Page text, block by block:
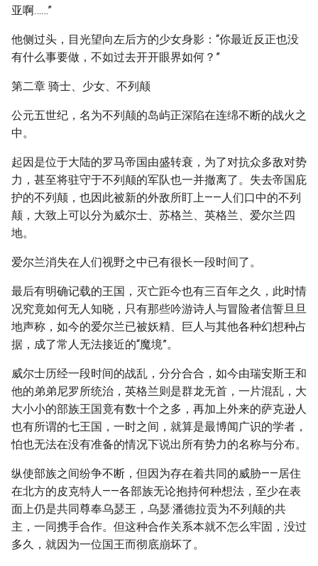
亚啊……”
他侧过头，目光望向左后方的少女身影：“你最近反正也没
有什么事要做，不如过去开开眼界如何？”
第二章 骑士、少女、不列颠
公元五世纪，名为不列颠的岛屿正深陷在连绵不断的战火之
中。
起因是位于大陆的罗马帝国由盛转衰，为了对抗众多敌对势
力，甚至将驻守于不列颠的军队也一并撤离了。失去帝国庇
护的不列颠，也因此被新的外敌所盯上——人们口中的不列
颠，大致上可以分为威尔士、苏格兰、英格兰、爱尔兰四
地。
爱尔兰消失在人们视野之中已有很长一段时间了。
最后有明确记载的王国，灭亡距今也有三百年之久，此时情
况究竟如何无人知晓，只有那些吟游诗人与冒险者信誓旦旦
地声称，如今的爱尔兰已被妖精、巨人与其他各种幻想种占
据，成了常人无法接近的“魔境”。
威尔士历经一段时间的战乱，分分合合，如今由瑞安斯王和
他的弟弟尼罗所统治，英格兰则是群龙无首，一片混乱，大
大小小的部族王国竟有数十个之多，再加上外来的萨克逊人
也有所谓的七王国，一时之间，就算是最博闻广识的学者，
怕也无法在没有准备的情况下说出所有势力的名称与分布。
纵使部族之间纷争不断，但因为存在着共同的威胁——居住
在北方的皮克特人——各部族无论抱持何种想法，至少在表
面上仍是共同尊奉乌瑟王，乌瑟·潘德拉贡为不列颠的共
主，一同携手合作。但这种合作关系本就不怎么牢固，没过
多久，就因为一位国王而彻底崩坏了。